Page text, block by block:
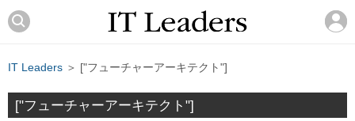
IT Leaders ＞ ["フューチャーアーキテクト"]
["フューチャーアーキテクト"]